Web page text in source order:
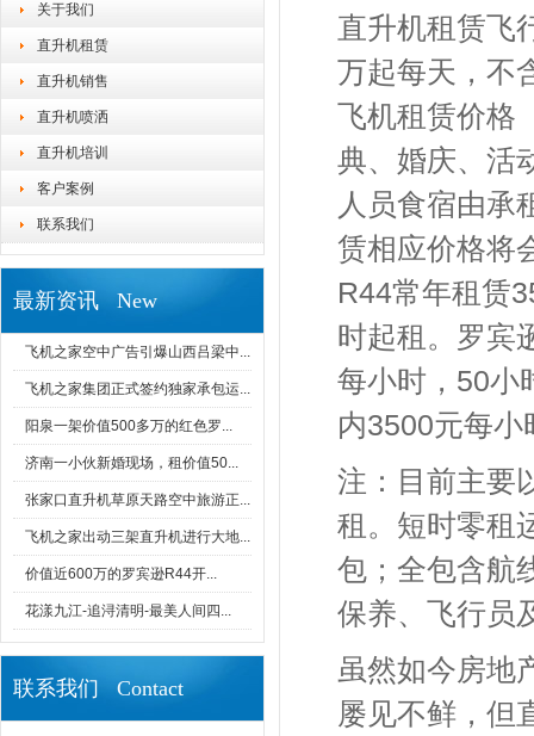
关于我们
直升机租赁
直升机销售
直升机喷洒
直升机培训
客户案例
联系我们
最新资讯 New
飞机之家空中广告引爆山西吕梁中...
飞机之家集团正式签约独家承包运...
阳泉一架价值500多万的红色罗...
济南一小伙新婚现场，租价值50...
张家口直升机草原天路空中旅游正...
飞机之家出动三架直升机进行大地...
价值近600万的罗宾逊R44开...
花漾九江-追浔清明-最美人间四...
联系我们 Contact
直升机租赁飞
万起每天，不
飞机租赁价格
典、婚庆、活
人员食宿由承
赁相应价格将
R44常年租赁
时起租。罗宾
每小时， 50小
内3500元每小
注：目前主要
租。短时零租
包；全包含航
保养、飞行员
虽然如今房地
屡见不鲜，但